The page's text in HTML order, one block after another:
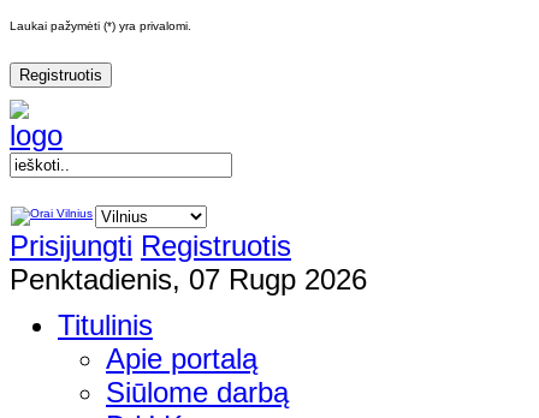
Laukai pažymėti (*) yra privalomi.
Registruotis
Prisijungti Registruotis
Penktadienis, 07 Rugp 2026
Titulinis
Apie portalą
Siūlome darbą